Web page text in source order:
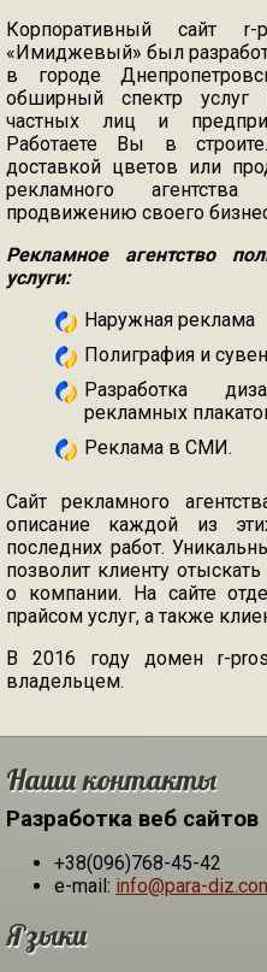
Корпоративный сайт r-
«Имиджевый» был
в городе
обширный спектр услуг
частных лиц и
Работаете Вы в
доставкой цветов или
рекламного
продвижению своего
Рекламное агентство
услуги:
Наружная реклама
Полиграфия и
Разработка
рекламных
Реклама в СМИ.
Сайт рекламного
описание каждой из
последних работ.
позволит клиенту
о компании. На сайте
прайсом услуг, а также
В 2016 году домен r-
владельцем.
Наши контакты
Разработка веб сайтов
+38(096)768-45-42
e-mail: info@para-
Языки